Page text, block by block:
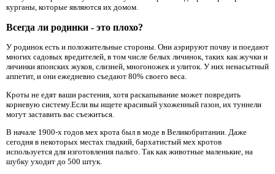
курганы, которые являются их домом.
Всегда ли родинки - это плохо?
У родинок есть и положительные стороны. Они аэрируют почву и поедают
многих садовых вредителей, в том числе белых личинок, таких как жучки и
личинки японских жуков, слизней, многоножек и улиток. У них ненасытный
аппетит, и они ежедневно съедают 80% своего веса.
Кроты не едят ваши растения, хотя раскапывание может повредить
корневую систему.Если вы ищете красивый ухоженный газон, их туннели
могут заставить вас съежиться.
В начале 1900-х годов мех крота был в моде в Великобритании. Даже
сегодня в некоторых местах гладкий, бархатистый мех кротов
используется для изготовления пальто. Так как животные маленькие, на
шубку уходит до 500 штук.